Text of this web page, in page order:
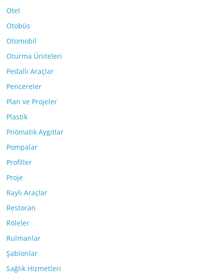
Otel
Otobüs
Otomobil
Oturma Üniteleri
Pedallı Araçlar
Pencereler
Plan ve Projeler
Plastik
Pnömatik Aygıtlar
Pompalar
Profiller
Proje
Raylı Araçlar
Restoran
Röleler
Rulmanlar
Şablonlar
Sağlık Hizmetleri